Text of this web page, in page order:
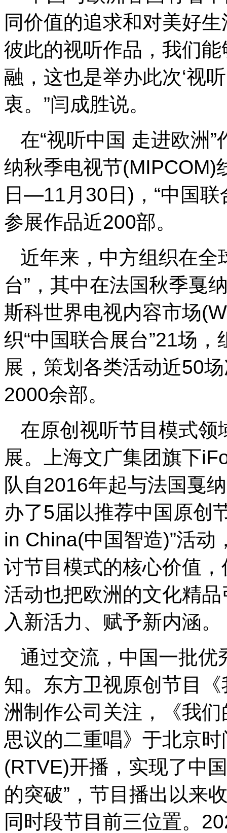
同价值的追求和对美好
彼此的视听作品，我们
融，这也是举办此次‘视
衷。”闫成胜说。
在“视听中国 走进欧洲
纳秋季电视节(MIPCOM)
日—11月30日)，“中国联
参展作品近200部。
近年来，中方组织在全
台”，其中在法国秋季戛
斯科世界电视内容市场
织“中国联合展台”21场
展，策划各类活动近50
2000余部。
在原创视听节目模式领
展。上海文广集团旗下
队自2016年起与法国戛
办了5届以推荐中国原创
in China(中国智造)”活
讨节目模式的核心价值
活动也把欧洲的文化精
入新活力、赋予新内涵。
通过交流，中国一批优
知。东方卫视原创节目
洲制作公司关注，《我
思议的二重唱》于北京
(RTVE)开播，实现了中
的突破”，节目播出以来
同时段节目前三位置。